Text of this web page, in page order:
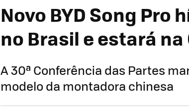
Novo BYD Song Pro
no Brasil e estará na
A 30ª Conferência das Partes
modelo da montadora chinesa